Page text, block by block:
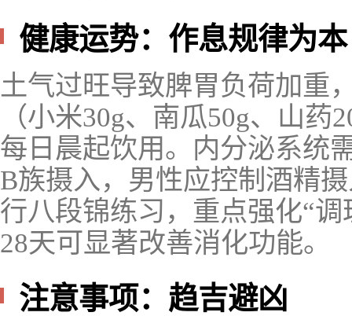
健康运势：作息规律为本
土气过旺导致脾胃负荷加重
（小米30g、南瓜50g、山
每日晨起饮用。内分泌系统
B族摄入，男性应控制酒精
行八段锦练习，重点强化“
28天可显著改善消化功能。
注意事项：趋吉避凶